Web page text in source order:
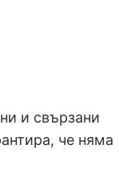
и свързани
че няма